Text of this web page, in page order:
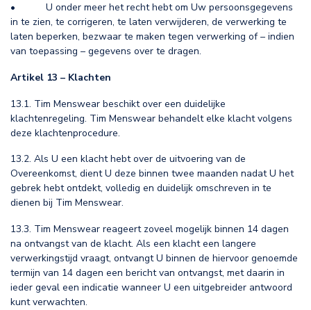
• U onder meer het recht hebt om Uw persoonsgegevens
in te zien, te corrigeren, te laten verwijderen, de verwerking te
laten beperken, bezwaar te maken tegen verwerking of – indien
van toepassing – gegevens over te dragen.
Artikel 13 – Klachten
13.1. Tim Menswear beschikt over een duidelijke
klachtenregeling. Tim Menswear behandelt elke klacht volgens
deze klachtenprocedure.
13.2. Als U een klacht hebt over de uitvoering van de
Overeenkomst, dient U deze binnen twee maanden nadat U het
gebrek hebt ontdekt, volledig en duidelijk omschreven in te
dienen bij Tim Menswear.
13.3. Tim Menswear reageert zoveel mogelijk binnen 14 dagen
na ontvangst van de klacht. Als een klacht een langere
verwerkingstijd vraagt, ontvangt U binnen de hiervoor genoemde
termijn van 14 dagen een bericht van ontvangst, met daarin in
ieder geval een indicatie wanneer U een uitgebreider antwoord
kunt verwachten.